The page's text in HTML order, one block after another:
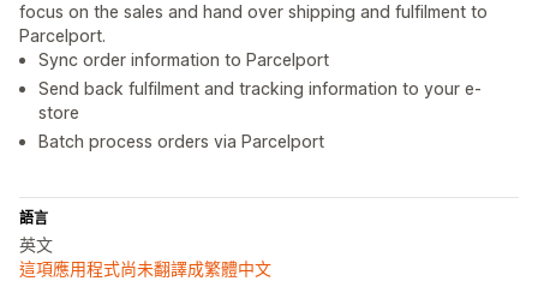
focus on the sales and hand over shipping and fulfilment to
Parcelport.
Sync order information to Parcelport
Send back fulfilment and tracking information to your e-
store
Batch process orders via Parcelport
語言
英文
這項應用程式尚未翻譯成繁體中文